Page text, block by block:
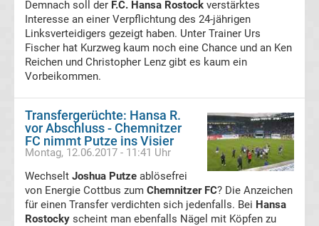
Viktoria
Köln
Transfergerüchte
Werder
Bremen
Transfergerüchte
FC
Hansa
Rostock
Demnach soll der F.C. Hansa Rostock verstärktes
Interesse an einer Verpflichtung des 24-jährigen
Linksverteidigers gezeigt haben. Unter Trainer Urs
Fischer hat Kurzweg kaum noch eine Chance und an Ken
Reichen und Christopher Lenz gibt es kaum ein
Vorbeikommen.
Transfergerüchte: Hansa R.
vor Abschluss - Chemnitzer
FC nimmt Putze ins Visier
Montag, 12.06.2017 - 11:41 Uhr
Wechselt Joshua Putze ablösefrei
von Energie Cottbus zum Chemnitzer FC? Die Anzeichen
für einen Transfer verdichten sich jedenfalls. Bei Hansa
Rostocky scheint man ebenfalls Nägel mit Köpfen zu